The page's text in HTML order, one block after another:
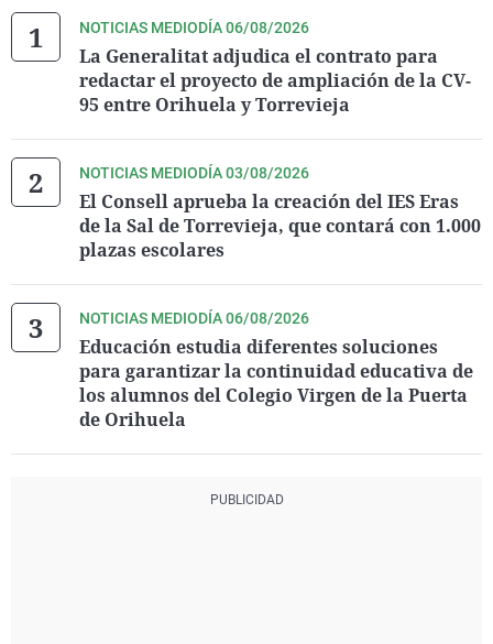
NOTICIAS MEDIODÍA 06/08/2026
La Generalitat adjudica el contrato para
redactar el proyecto de ampliación de la CV-
95 entre Orihuela y Torrevieja
NOTICIAS MEDIODÍA 03/08/2026
El Consell aprueba la creación del IES Eras
de la Sal de Torrevieja, que contará con 1.000
plazas escolares
NOTICIAS MEDIODÍA 06/08/2026
Educación estudia diferentes soluciones
para garantizar la continuidad educativa de
los alumnos del Colegio Virgen de la Puerta
de Orihuela